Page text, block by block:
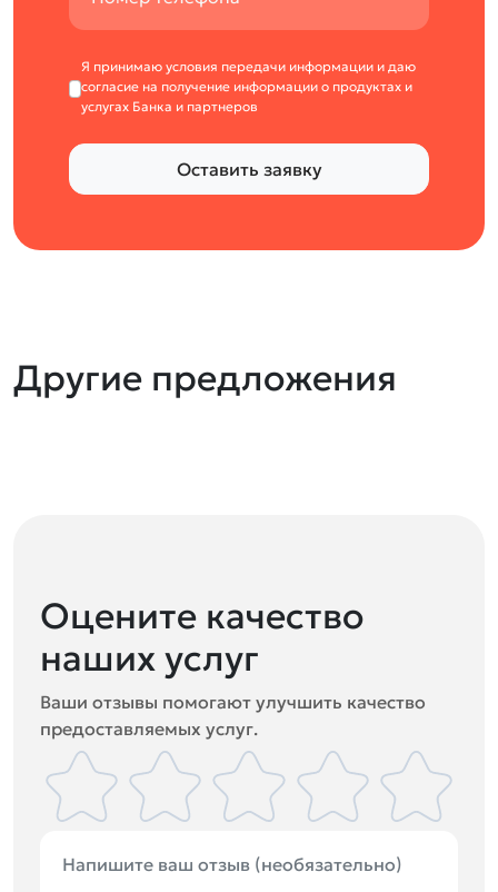
Я принимаю условия передачи информации и даю
согласие на получение информации о продуктах и
услугах Банка и партнеров
Оставить заявку
Другие предложения
Оцените качество
наших услуг
Ваши отзывы помогают улучшить качество
предоставляемых услуг.